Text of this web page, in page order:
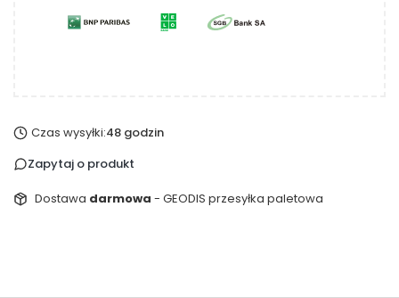
Czas wysyłki:48 godzin
Zapytaj o produkt
Dostawa darmowa - GEODIS przesyłka paletowa